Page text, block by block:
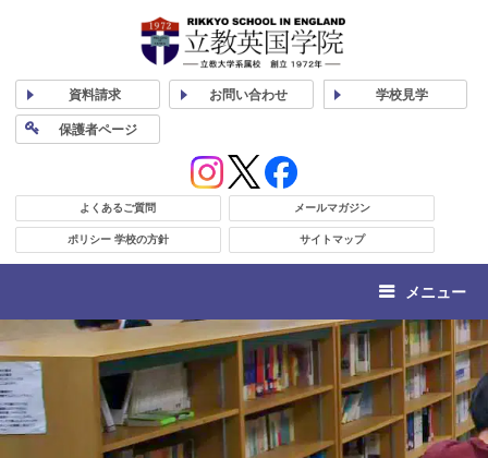
資料請求 お問い合わせ 学校見学
保護者ページ
よくあるご質問 メールマガジン
ポリシー 学校の方針 サイトマップ
メニュー